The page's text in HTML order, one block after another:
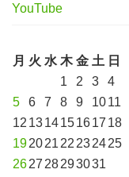
YouTube
月 火 水 木 金 土 日
1
2 3
4
5
6 7 8 9 1011
12 1314151617 18
192021 22 232425
2627 28293031